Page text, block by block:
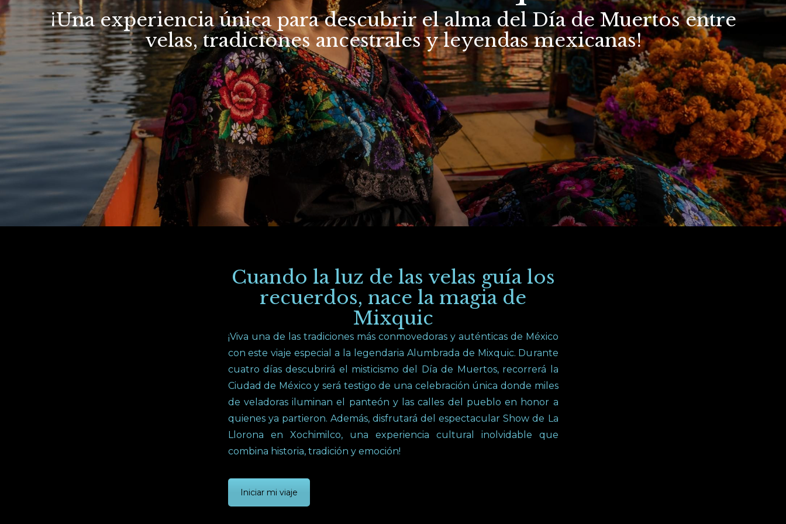
¡Una experiencia única para descubrir el alma del Día de Muertos entre
velas, tradiciones ancestrales y leyendas mexicanas!
Cuando la luz de las velas guía los
recuerdos, nace la magia de
Mixquic
¡Viva una de las tradiciones más conmovedoras y auténticas de México
con este viaje especial a la legendaria Alumbrada de Mixquic. Durante
cuatro días descubrirá el misticismo del Día de Muertos, recorrerá la
Ciudad de México y será testigo de una celebración única donde miles
de veladoras iluminan el panteón y las calles del pueblo en honor a
quienes ya partieron. Además, disfrutará del espectacular Show de La
Llorona en Xochimilco, una experiencia cultural inolvidable que
combina historia, tradición y emoción!
Iniciar mi viaje